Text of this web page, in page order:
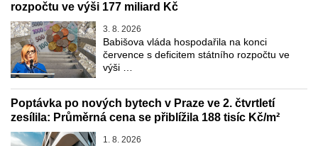
rozpočtu ve výši 177 miliard Kč
3. 8. 2026
Babišova vláda hospodařila na konci
července s deficitem státního rozpočtu ve
výši …
Poptávka po nových bytech v Praze ve 2. čtvrtletí
zesílila: Průměrná cena se přiblížila 188 tisíc Kč/m²
1. 8. 2026